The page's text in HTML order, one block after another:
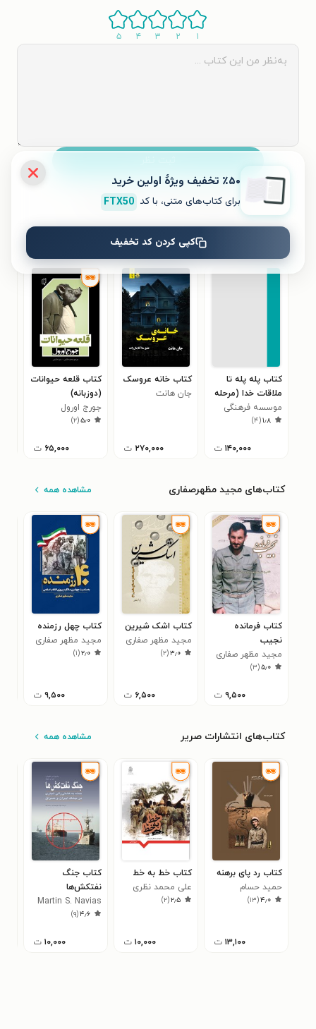
۱ ۲ ۳ ۴ ۵
نظری برای کتاب ثبت نشده است.
کتاب پله پله تا
ملاقات خدا (مرحله
دوم، حق الناس)
موسسه فرهنگی
هنری سبل‌الاسلام
۱٫۸(۴)
۱۴۰,۰۰۰ ت
کتاب خانه عروسک
جان هانت
۲۷۰,۰۰۰ ت
کتاب قلعه حیوانات
(دوزبانه)
جورج اورول
۵٫۰(۲)
۶۵,۰۰۰ ت
کتاب‌های مجید مظهرصفاری مشاهده همه
کتاب فرمانده
نجیب
مجید مظهر صفاری
۵٫۰(۳)
۹,۵۰۰ ت
کتاب اشک شیرین
مجید مظهر صفاری
۳٫۰(۲)
۶,۵۰۰ ت
کتاب چهل رزمنده
مجید مظهر صفاری
۲٫۰(۱)
۹,۵۰۰ ت
کتاب‌های انتشارات صریر مشاهده همه
کتاب رد پای برهنه
حمید حسام
۴٫۰(۱۳)
۱۳,۱۰۰ ت
کتاب خط به خط
علی محمد نظری
۲٫۵(۲)
۱۰,۰۰۰ ت
کتاب جنگ
نفتکش‌ها
Martin S. Navias
۴٫۶(۹)
۱۰,۰۰۰ ت
٪۵۰ تخفیف ویژۀ اولین خرید
برای کتاب‌های متنی، با کد FTX50
کپی کردن کد تخفیف